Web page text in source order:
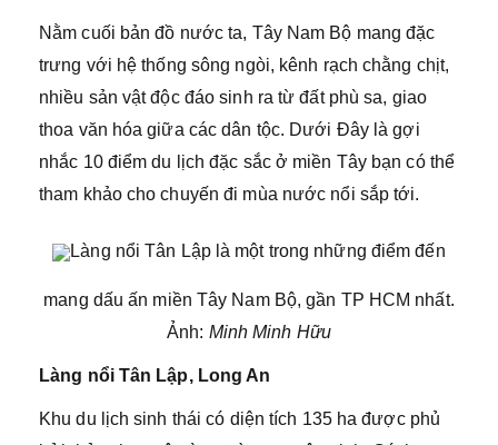
Nằm cuối bản đồ nước ta, Tây Nam Bộ mang đặc
trưng với hệ thống sông ngòi, kênh rạch chằng chịt,
nhiều sản vật độc đáo sinh ra từ đất phù sa, giao
thoa văn hóa giữa các dân tộc. Dưới Đây là gợi
nhắc 10 điểm du lịch đặc sắc ở miền Tây bạn có thể
tham khảo cho chuyến đi mùa nước nổi sắp tới.
Làng nổi Tân Lập là một trong những điểm đến
mang dấu ấn miền Tây Nam Bộ, gần TP HCM nhất.
Ảnh: Minh Minh Hữu
Làng nổi Tân Lập, Long An
Khu du lịch sinh thái có diện tích 135 ha được phủ